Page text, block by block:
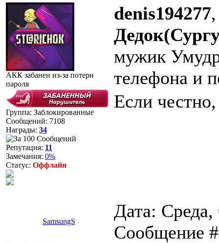
АКК забанен из-за потери
пароля
Группа: Заблокированные
Сообщений: 7108
Награды: 34
Репутация: 11
Замечания: 0%
Статус: Оффлайн
denis194277
мужик
телефона и
Если
SamsungS
Дата:
Сообщение